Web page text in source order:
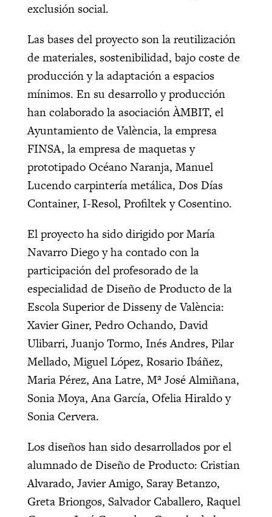
exclusión social.
Las bases del proyecto son la reutilización
de materiales, sostenibilidad, bajo coste de
producción y la adaptación a espacios
mínimos. En su desarrollo y producción
han colaborado la asociación ÀMBIT, el
Ayuntamiento de València, la empresa
FINSA, la empresa de maquetas y
prototipado Océano Naranja, Manuel
Lucendo carpintería metálica, Dos Días
Container, I-Resol, Profiltek y Cosentino.
El proyecto ha sido dirigido por María
Navarro Diego y ha contado con la
participación del profesorado de la
especialidad de Diseño de Producto de la
Escola Superior de Disseny de València:
Xavier Giner, Pedro Ochando, David
Ulibarri, Juanjo Tormo, Inés Andres, Pilar
Mellado, Miguel López, Rosario Ibáñez,
Maria Pérez, Ana Latre, Mª José Almiñana,
Sonia Moya, Ana García, Ofelia Hiraldo y
Sonia Cervera.
Los diseños han sido desarrollados por el
alumnado de Diseño de Producto: Cristian
Alvarado, Javier Amigo, Saray Betanzo,
Greta Briongos, Salvador Caballero, Raquel